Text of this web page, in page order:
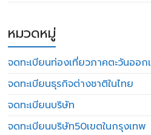
หมวดหมู่
จดทะเบียนท่องเที่ยวภาคตะวันออก
จดทะเบียนธุรกิจต่างชาติในไทย
จดทะเบียนบริษัท
จดทะเบียนบริษัท50เขตในกรุงเทพ